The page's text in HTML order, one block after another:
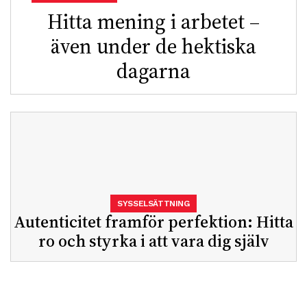
Hitta mening i arbetet –
även under de hektiska
dagarna
Autenticitet framför perfektion: Hitta
ro och styrka i att vara dig själv
SYSSELSÄTTNING